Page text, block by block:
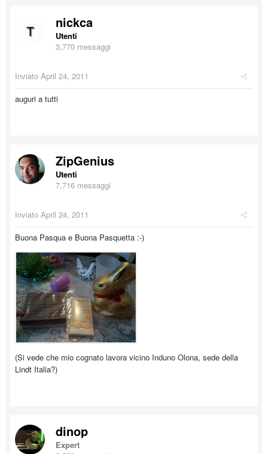
nickca
Utenti
3,770 messaggi
Inviato April 24, 2011
auguri a tutti
ZipGenius
Utenti
7,716 messaggi
Inviato April 24, 2011
Buona Pasqua e Buona Pasquetta :-)
(Si vede che mio cognato lavora vicino Induno Olona, sede della
Lindt Italia?)
dinop
Expert